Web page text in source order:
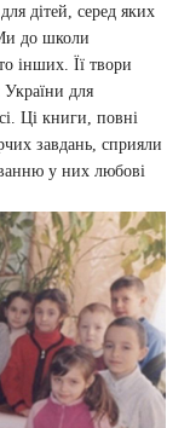
дітей, серед яких
до школи
інших. Її твори
України для
Ці книги, повні
завдань, сприяли
у них любові